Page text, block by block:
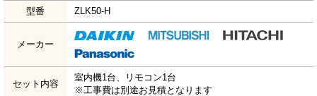
型番 ZLK50-H
メーカー
セット内容
室内機1台、リモコン1台
※工事費は別途お見積となります